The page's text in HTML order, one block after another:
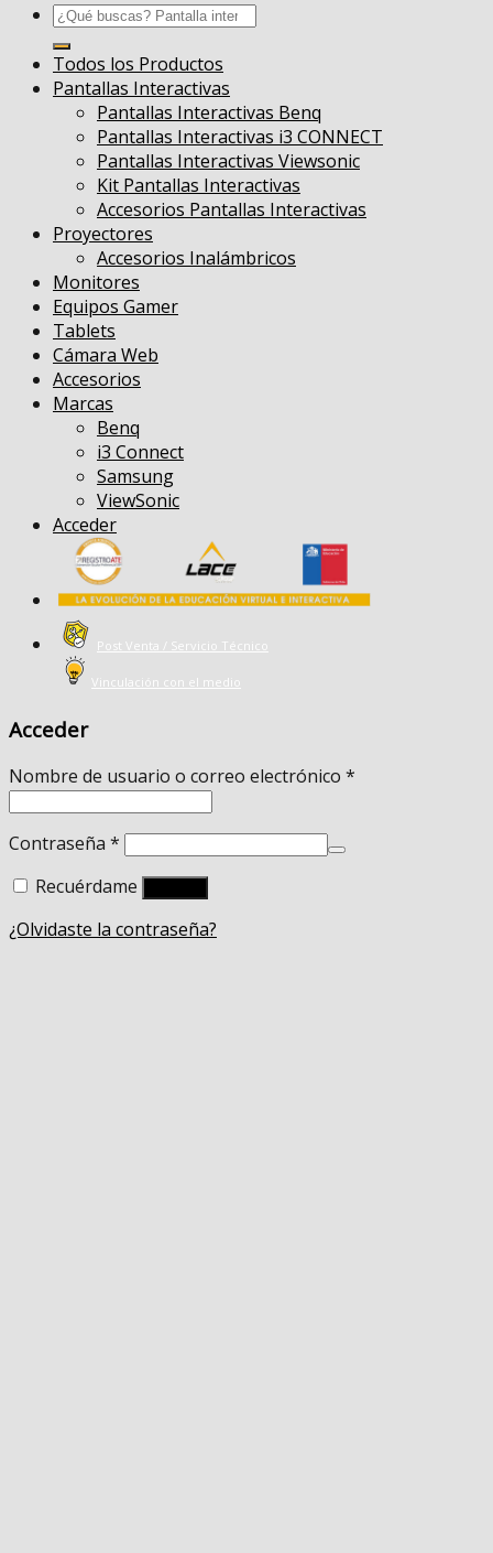
Buscar
por:
Todos los Productos
Pantallas Interactivas
Pantallas Interactivas Benq
Pantallas Interactivas i3 CONNECT
Pantallas Interactivas Viewsonic
Kit Pantallas Interactivas
Accesorios Pantallas Interactivas
Proyectores
Accesorios Inalámbricos
Monitores
Equipos Gamer
Tablets
Cámara Web
Accesorios
Marcas
Benq
i3 Connect
Samsung
ViewSonic
Acceder
Post Venta / Servicio Técnico
Vinculación con el medio
Acceder
Nombre de usuario o correo electrónico *
Contraseña *
Recuérdame
¿Olvidaste la contraseña?